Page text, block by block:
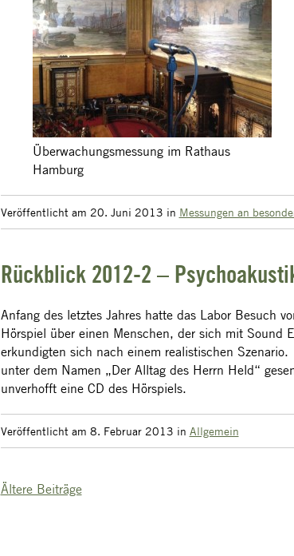
Überwachungsmessung im Rathaus
Hamburg
Veröffentlicht am 20. Juni 2013 in Messungen an
Rückblick 2012-2 –
Anfang des letztes Jahres hatte das Labor Besuch
Hörspiel über einen Menschen, der sich mit Sound
erkundigten sich nach einem realistischen
unter dem Namen „Der Alltag des Herrn Held“
unverhofft eine CD des Hörspiels.
Veröffentlicht am 8. Februar 2013 in Allgemein
Ältere Beiträge